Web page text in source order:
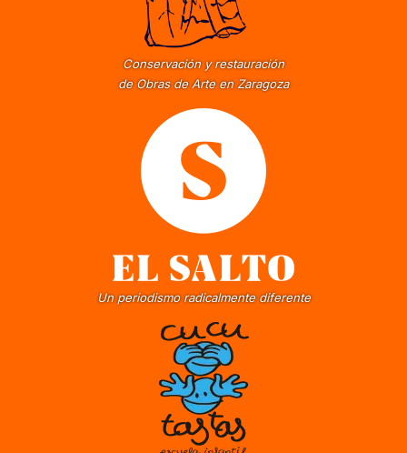
Conservación y restauración
de Obras de Arte en Zaragoza
Un periodismo radicalmente diferente